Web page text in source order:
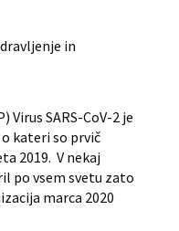
in
SARS-CoV-2 je
kateri so prvič
2019. V nekaj
po vsem svetu zato
marca 2020